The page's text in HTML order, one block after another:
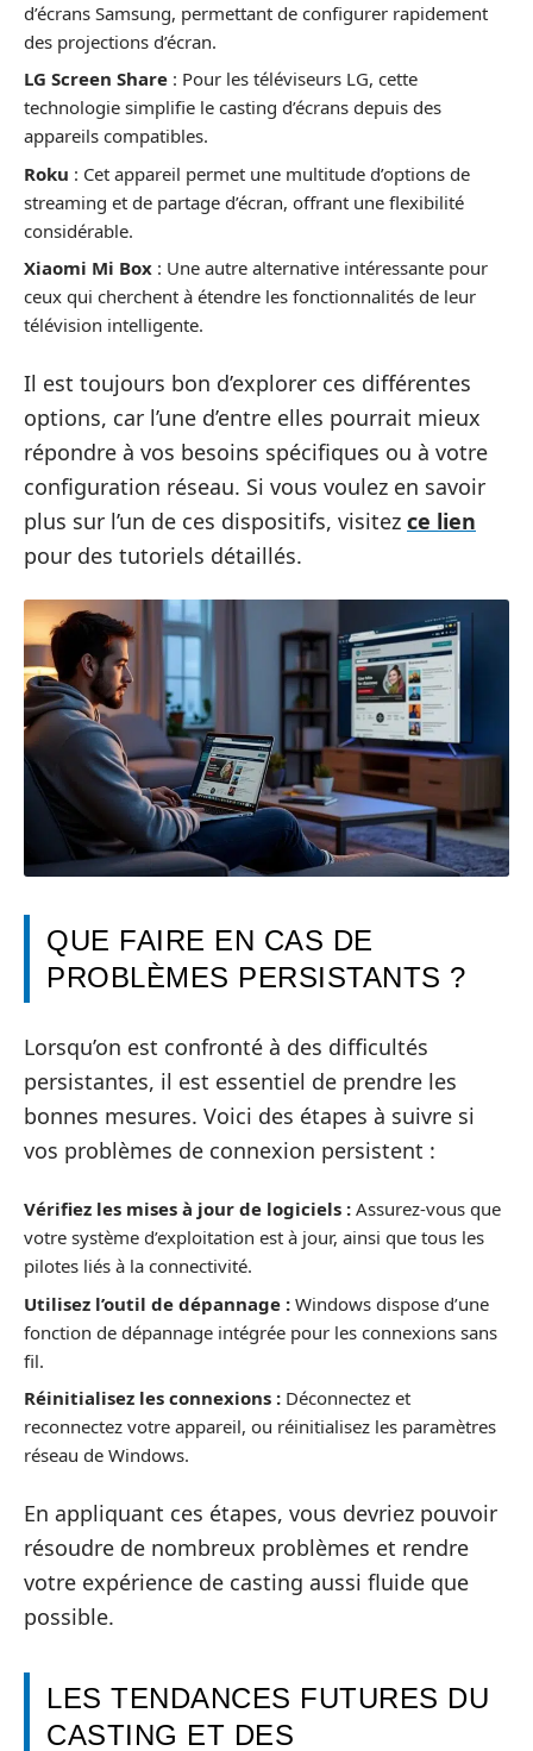
d’écrans Samsung, permettant de configurer rapidement
des projections d’écran.
LG Screen Share : Pour les téléviseurs LG, cette
technologie simplifie le casting d’écrans depuis des
appareils compatibles.
Roku : Cet appareil permet une multitude d’options de
streaming et de partage d’écran, offrant une flexibilité
considérable.
Xiaomi Mi Box : Une autre alternative intéressante pour
ceux qui cherchent à étendre les fonctionnalités de leur
télévision intelligente.
Il est toujours bon d’explorer ces différentes
options, car l’une d’entre elles pourrait mieux
répondre à vos besoins spécifiques ou à votre
configuration réseau. Si vous voulez en savoir
plus sur l’un de ces dispositifs, visitez ce lien
pour des tutoriels détaillés.
QUE FAIRE EN CAS DE
PROBLÈMES PERSISTANTS ?
Lorsqu’on est confronté à des difficultés
persistantes, il est essentiel de prendre les
bonnes mesures. Voici des étapes à suivre si
vos problèmes de connexion persistent :
Vérifiez les mises à jour de logiciels : Assurez-vous que
votre système d’exploitation est à jour, ainsi que tous les
pilotes liés à la connectivité.
Utilisez l’outil de dépannage : Windows dispose d’une
fonction de dépannage intégrée pour les connexions sans
fil.
Réinitialisez les connexions : Déconnectez et
reconnectez votre appareil, ou réinitialisez les paramètres
réseau de Windows.
En appliquant ces étapes, vous devriez pouvoir
résoudre de nombreux problèmes et rendre
votre expérience de casting aussi fluide que
possible.
LES TENDANCES FUTURES DU
CASTING ET DES